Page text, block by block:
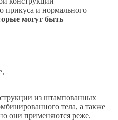
прикуса и нормального
могут быть
из штампованных
тела, а также
они применяются реже.